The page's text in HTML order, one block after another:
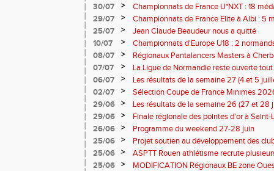
30/07
>
Championnats de France U*NXT : 18
29/07
>
Championnats de France Elite à Albi : 5
titres !
25/07 >
Jean Claude Beaudeur nous a quitté
10/07
>
Championnats d'Europe U18 : 2
08/07
>
Régionaux Pantalancers Masters à
07/07
>
La Ligue de Normandie reste ouverte tout
06/07
>
Les résultats de la semaine 27 (4 et 5
02/07
>
Sélection Coupe de France Minimes
29/06
>
Les résultats de la semaine 26 (27 et 28
29/06
>
Finale régionale des pointes d'or à
informations
26/06 >
Programme du weekend 27-28 juin
25/06
>
Projet soutien au développement des
25/06
>
ASPTT Rouen athlétisme recrute
25/06
>
MODIFICATION Régionaux BE zone